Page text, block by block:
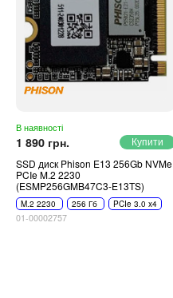
В наявності
1 890 грн.
SSD диск Phison E13 256Gb NVMe
PCIe M.2 2230
(ESMP256GMB47C3-E13TS)
M.2 2230 256 Гб PCIe 3.0 x4
01-00002757